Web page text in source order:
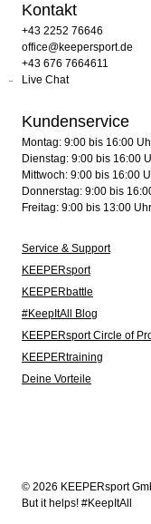
Kontakt
+43 2252 76646
office@keepersport.de
+43 676 7664611
Live Chat
Kundenservice
Montag: 9:00 bis 16:00
Dienstag: 9:00 bis 16:00
Mittwoch: 9:00 bis 16:00
Donnerstag: 9:00 bis
Freitag: 9:00 bis 13:00 Uhr
Service & Support
KEEPERsport
KEEPERbattle
#KeepItAll Blog
KEEPERsport Circle of
KEEPERtraining
Deine Vorteile
© 2026 KEEPERsport
But it helps! #KeepItAll